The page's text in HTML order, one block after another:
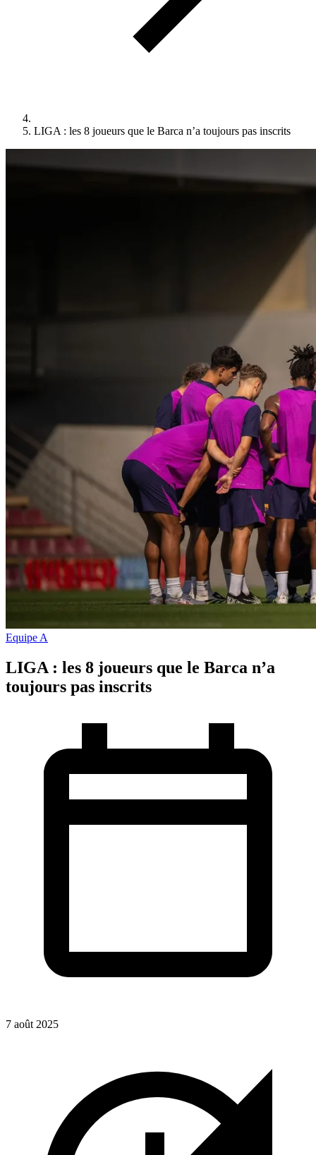
LIGA : les 8 joueurs que le Barca n’a toujours pas inscrits
Equipe A
LIGA : les 8 joueurs que le Barca n’a
toujours pas inscrits
7 août 2025